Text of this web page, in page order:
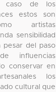
caso de los
estos son
artistas
sensibilidad
pesar del paso
influencias
conservar en
los
cultural que